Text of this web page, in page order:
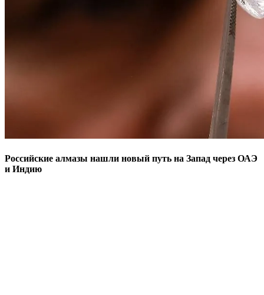
Российские алмазы нашли новый путь на Запад через ОАЭ
и Индию